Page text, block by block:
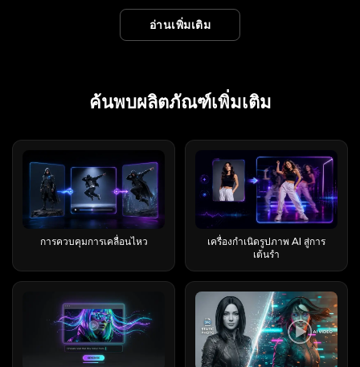
ธรรมดาให้กลายเป็นภาพระดับดาวเคราะห์ ซึ่งเป็นสิ่ง
ที่อัลกอริทึมของฟีดให้รางวัลอย่างแท้จริง ผู้สร้างมัก
เดียว ซึ่งเป็นสัญญาณที่ดีว่าความต้องการ (และ
ปริมาณการค้นหา) นั้นมีอยู่จริง โปรแกรม Higgsfield
คือคำบ่นที่ได้ยินบ่อยที่สุดในโลกออนไลน์: คุณ
สามารถใช้งานได้ในแผนฟรี แต่มีข้อจำกัดอยู่ และ
บางขั้นตอนก็มีให้ใช้งานเฉพาะในแผนโปรเท่านั้น
แพ็กเกจฟรี Pro (~$9.99/เดือน) วิดีโอต่อวัน ~2
รายการ มากกว่านั้น รุ่น Lite มาตรฐาน / Turbo
อัตราส่วนภาพ 16:9 16:9 + มากกว่า ลายน้ำ มี ไม่มี
เวลารอคิวโดยประมาณ ~45 นาที (แสดงบนหน้าจอ
มักจะประมาณ 2-3 นาทีในความเป็นจริง) เร็วขึ้น ข้อ
สรุป: ทดลองใช้ฟรีจริง ๆ แต่คาดหวังได้ว่าจะมีลายน้ำ
ประมาณที่น่ากลัว โดยปกติแล้ว ระบบเก็บค่าบริการ
มักทำให้ผู้ใช้ประหลาดใจในขั้นตอนการปรับปรุง
เนื้อหา ดังนั้นอย่าคาดหวังว่าฟีเจอร์นี้จะยังคงใช้งาน
ได้ฟรี วิธีสร้างวิดีโอซูมออกโลกใน Higgsfield AI ทำ
อย่างไร? ขั้นตอนการทำงานหลักประกอบด้วยสี่ขั้น
ตอน บวกกับการตัดสินใจอีกหนึ่งขั้นตอน คุณสามารถ
ประเด็นสำคัญทั้งหมด และเป็นมุมมองหลักสำหรับทุก
สิ่งที่จะกล่าวถึงต่อไป Runable เทียบกับ Run:ai
เทียบกับ LangChain ชื่อ “Runnable” กับ
และเป็นตัวแทนในรีวิวนี้ Run:ai เป็นแพลตฟอร์ม
สำหรับเขียนโค้ดของนักพัฒนา ไม่ใช่ผลิตภัณฑ์ที่คุณ
ต้องลงชื่อเข้าใช้ และ runable.app เป็นบริษัท
ซอฟต์แวร์ที่เน้นเรื่องความเป็นส่วนตัวโดยเฉพาะ ซึ่ง
ไม่มีส่วนเกี่ยวข้องกับเอเจนต์แต่อย่างใด หากคุณ
ค้นหาคำว่า “runable ai” คุณน่าจะหมายถึง
runable.com อย่างแน่นอน Runable AI เหมาะ
สำหรับใครบ้าง? Runable เหมาะสำหรับผู้ปฏิบัติงาน
นักการตลาด เจ้าของเอเจนซี่ ผู้ก่อตั้งที่ไม่เชี่ยวชาญ
ด้านเทคนิค ฟรีแลนซ์ และนักเรียน — ทุกคนที่ต้อง
รับมือกับข้อมูลป้อนเข้าที่ซับซ้อนและต้องการผลลัพธ์
ที่เป็นรูปธรรม มันไม่ใช่ตัวเลือกที่ดีนักสำหรับงาน
เขียนโปรแกรมระดับ IDE หรือสำหรับคนที่แค่
ต้องการเพื่อนคุยผ่านแชท ถ้างานของคุณคือ “สร้าง
สิ่งนั้นขึ้นมา” คุณก็คือผู้ใช้เป้าหมาย Runable AI
ทำงานอย่างไร? การเข้าใจกลไกการทำงานคือสิ่งที่
แยก "การลงมือปฏิบัติจริง" ออกจากข้อความทางการ
รูปภาพเป็นกรอบเริ่มต้น) แล้วปล่อยให้โปรแกรมสร้าง
ภาพขึ้นมา แอปสำเร็จรูปช่วยจัดการเอฟเฟ็กต์ไวรัล
ได้ด้วยการแตะเพียงครั้งเดียว ซึ่งเป็นวิธีที่คนส่วน
Technologies (15557640 Canada Inc.) ซึ่งตั้งอยู่ใน
เมืองมอนทรีออล และเวอร์ชันแรกจะวางจำหน่ายใน
รวบรวมข้อมูลจากภายนอก ระบุว่า "La Viral
Studio" เป็นผู้ก่อตั้ง และกล่าวอ้างอย่างน่าทึ่งว่า
สามารถเพิ่มรายได้ประจำปีจากศูนย์เป็น 1 ล้าน
ดอลลาร์ภายใน 20 วัน โปรดพิจารณาตัวเลขดังกล่าว
เป็นข้อมูลทางการตลาด ไม่ใช่สถิติที่ได้รับการตรวจ
สอบแล้ว เป็นตัวเลขที่ทางแบรนด์รายงานเองโดย
ไม่มีการยื่นเอกสารอย่างเป็นทางการ ดังนั้นจึงบอก
อะไรได้มากกว่าเกี่ยวกับกลยุทธ์การสื่อสารของ
แบรนด์มากกว่าผลตอบรับที่แท้จริง Flashloop
รองรับโมเดล AI ใดบ้าง? จุดเด่นที่สุดของแอปนี้อยู่ที่
รายชื่อนางแบบที่มีให้เลือกมากมายอย่างแท้จริง
สำหรับวิดีโอ คุณจะได้รับ Veo 3 (ดีที่สุดสำหรับความ
สมจริงแบบภาพถ่าย), Kling 3.0 และ 2.6 (ขึ้นชื่อ
เรื่องการรักษาความสม่ำเสมอของตัวละครในแต่ละ
ฉาก), รวมถึง Sora 2, Seedance 1.5 และ 2.0, Wan
2.6 และ Grok Imagine สำหรับการประมวลผลภาพ
ที่ไหน? คุณสามารถค้นหาคลิปวิดีโอแนะนำการใช้
งาน AI ที่พร้อมใช้งานได้สองแห่งหลักๆ บนเว็บไซต์
อย่างเป็นทางการของ Viggle AI คำแนะนำเหล่านี้มา
แรก: บนหน้าแรก หลังจากเข้าสู่เว็บไซต์อย่างเป็น
ทางการของ Viggle AI แล้ว ให้เลื่อนลงมาจนกว่าจะ
เดียวิดีโอ AI ยอดนิยมล่าสุดที่สร้างขึ้นด้วย Viggle AI
ข้อมูล ข้อความแจ้ง และการตั้งค่าหลักที่ใช้ในการ
สร้างวิดีโอนั้นได้ หากต้องการดูตัวอย่างเพิ่มเติม เพียง
คลิก “ดูเพิ่มเติม” เพื่อดูวิดีโอที่ผู้ใช้สร้างขึ้นเพิ่มเติม
แม้ว่าหน้าแรกจะมีตัวอย่างต่างๆ เช่น การร้องเพลง
และเต้นรำ การสร้างมีม และเทมเพลตด่วนอื่นๆ แต่
ส่วนใหญ่แล้วตัวอย่างเหล่านี้ทำงานโดยใช้ฟีเจอร์
"ผสมวิดีโอ" ของ Viggle AI เป็นหลัก ในขั้นตอนการ
ทำงานนี้ ผู้ใช้สามารถสร้างวิดีโอได้โดยไม่ต้องเขียน
คำแนะนำโดยละเอียด อย่างไรก็ตาม ผลลัพธ์ที่ได้อาจ
ดูไม่เป็นธรรมชาติ โดยเฉพาะอย่างยิ่งเมื่อตัวละครดู
เหมือนลอยอยู่เหนือเลเยอร์วิดีโอต้นฉบับ
ปรากฏการณ์ "เลเยอร์ลอยตัว" นี้จะได้รับการแก้ไขใน
เร็วๆ นี้ด้วยฟีเจอร์ควบคุมการเคลื่อนไหวที่จะเปิดตัว
ใน AI Image to Video เส้นทางที่สอง: แปลง
ฟรีสำหรับ EaseMate AI ต้นทุนที่แท้จริงของแต่ละ
ฟีเจอร์ ระยะเวลาหมดอายุที่ต้องระวัง และกลยุทธ์ใน
ไม่ต้องเสียเงินสักบาท EaseMate AI คืออะไร?
EaseMate AI ทำหน้าที่เป็นศูนย์กลางแบบครบวงจร
เข้าถึงฟังก์ชันแชท การสร้างภาพ การสร้างวิดีโอ และ
เครื่องมือเพิ่มประสิทธิภาพการทำงานผ่านบัญชีเดียว
โดยทั้งหมดนี้ใช้เครดิตร่วมกัน คุณสมบัติหลักและ
โมเดล AI ที่มีให้ใช้งาน แพลตฟอร์มนี้ครอบคลุม
หลายหมวดหมู่หลัก: คุณสมบัติทุกรุ่นดึงข้อมูลจาก
ยอดคงเหลือเครดิตเดียวกัน ซึ่งทำให้การทำความ
เข้าใจต้นทุนเครดิตเป็นสิ่งสำคัญ EaseMate AI
เหมาะสำหรับใครมากที่สุด? แพลตฟอร์มนี้ดึงดูด
นักเรียนที่ใช้เครื่องมือทางการศึกษา ผู้สร้างเนื้อหาที่
ผลิตผลงานหลากหลายรูปแบบ และนักการตลาดที่
สร้างสื่อภาพสำหรับช่องทางต่างๆ มากที่สุด ผู้ที่กำลัง
ศึกษาโมเดล AI ต่างๆ ก็จะได้รับประโยชน์จากการเข้า
ถึงแบบแพ็กเกจแทนที่จะต้องจัดการการสมัครสมาชิก
หลายรายการ ระบบสินเชื่อ AI ของ EaseMate
ทำงานอย่างไร ก่อนที่จะใช้จ่ายอะไรก็ตาม ควร
ราคา 41,000 ดอลลาร์ ทั้งหมดนี้อยู่ในหน้าเดียวกัน
มีผลิตภัณฑ์ที่ไม่เกี่ยวข้องกันมากกว่า 15 รายการที่ใช้
ชื่อ "Luna" ในระบบ AI ทำให้เกิดความสับสนใน
ทำแผนผังผลิตภัณฑ์หลักทั้งหมดของ AI Luna ในปี
2026 โดยแบ่งตามหมวดหมู่ เพื่อให้คุณสามารถ
Luna” ไม่ได้หมายถึงผลิตภัณฑ์ใดผลิตภัณฑ์หนึ่งโดย
เฉพาะ ส่งผลให้เกิดภูมิทัศน์ที่กระจัดกระจายของ
เครื่องมือ ตัวแทน หุ่นยนต์ และตัวตนเสมือนจริงใน
อุตสาหกรรมที่แตกต่างกันอย่างสิ้นเชิง เหตุใด
ผลิตภัณฑ์ AI จำนวนมากจึงใช้ชื่อว่า Luna “Luna”
— ภาษาละตินแปลว่าดวงจันทร์ — สื่อถึงความฉลาด
ความสง่างาม และความลึกลับ จึงเป็นชื่อที่ดึงดูดใจ
อย่างยิ่งสำหรับการสร้างแบรนด์ AI เช่นเดียวกับที่
"Alexa" กลายเป็นคำที่ใช้เรียกแทนผู้ช่วยเสียงทั่วไป
"Luna" ก็ได้กลายเป็นชื่อผลิตภัณฑ์ AI มาตรฐานทั่ว
โลกโดยอิสระเช่นกัน เหล่าครีเอเตอร์บน Reddit ที่
สร้างตัวละคร AI มักเลือกใช้ชื่อ "Luna" โดยไม่มีข้อ
ตกลงร่วมกัน ซึ่งเป็นการยืนยันว่าชื่อนี้เป็นชื่อยอดนิยม
สำหรับตัวละคร AI วิธีใช้คู่มือนี้เพื่อค้นหาหมวดหมู่
ผลิตภัณฑ์ Luna ของคุณ ส่วนผลิตภัณฑ์ การติดต่อ
ลูกค้าเป้าหมาย Luna.ai ด้านล่าง ระบบรักษาความ
อ่านเพิ่มเติม
ค้นพบผลิตภัณฑ์เพิ่มเติม
การควบคุมการเคลื่อนไหว
เครื่องกำเนิดรูปภาพ AI สู่การ
เต้นรำ